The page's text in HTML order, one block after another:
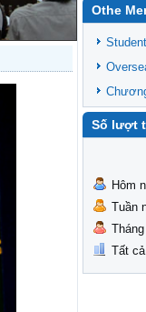
NEXT
Othe
Số lượt
Hôm
Tuần
Tất cả